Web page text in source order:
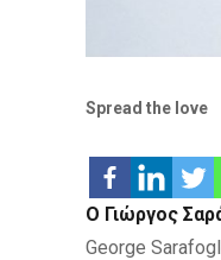
Spread the love
Ο Γιώργος
George